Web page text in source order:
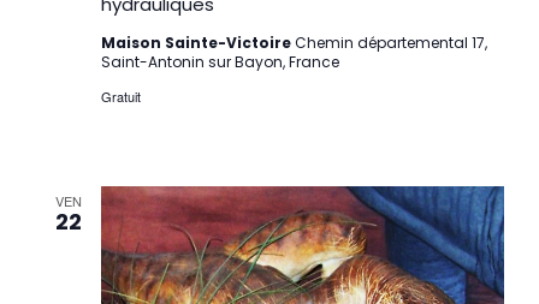
Maison Sainte-VictoireChemin départemental 17,
Saint-Antonin sur Bayon, France
Gratuit
VEN
22